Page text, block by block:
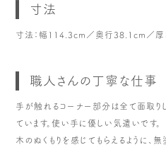
寸法
寸法：幅114.3cm／奥行38.1cm／厚
職人さんの丁寧な仕事
手が触れるコーナー部分は全て面取り
ています。使い手に優しい気遣いです。
木のぬくもりを感じてもらえるように、無